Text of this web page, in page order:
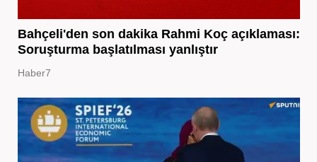
Bahçeli'den son dakika Rahmi Koç açıklaması:
Soruşturma başlatılması yanlıştır
Haber7